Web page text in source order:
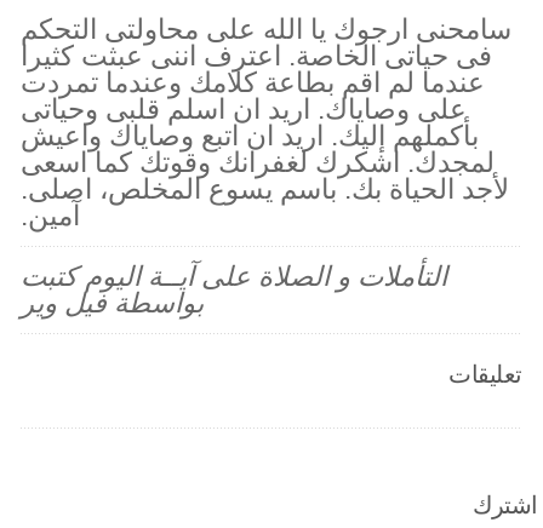
سامحنى ارجوك يا الله على محاولتى التحكم
فى حياتى الخاصة. اعترف اننى عبثت كثيرا
عندما لم اقم بطاعة كلامك وعندما تمردت
على وصاياك. اريد ان اسلم قلبى وحياتى
بأكملهم إليك. اريد ان اتبع وصاياك واعيش
لمجدك. اشكرك لغفرانك وقوتك كما اسعى
لأجد الحياة بك. باسم يسوع المخلص، اصلى.
آمين.
التأملات و الصلاة على آيــة اليوم كتبت
بواسطة فيل وير
تعليقات
اشترك